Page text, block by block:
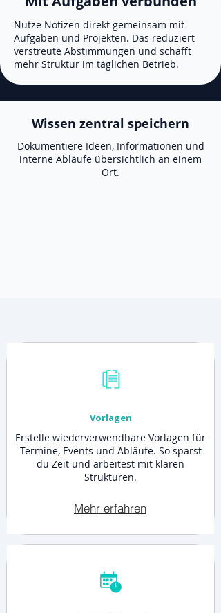
Nutze Notizen direkt gemeinsam mit
Aufgaben und Projekten. Das reduziert
verstreute Abstimmungen und schafft
mehr Struktur im täglichen Betrieb.
Wissen zentral speichern
Dokumentiere Ideen, Informationen und
interne Abläufe übersichtlich an einem
Ort.
Vorlagen
Erstelle wiederverwendbare Vorlagen für
Termine, Events und Abläufe. So sparst
du Zeit und arbeitest mit klaren
Strukturen.
Mehr erfahren